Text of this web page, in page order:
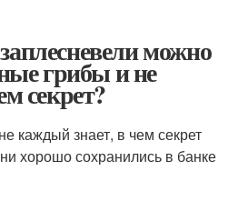
можно
грибы и не
секрет?
каждый знает, в чем секрет
хорошо сохранились в банке